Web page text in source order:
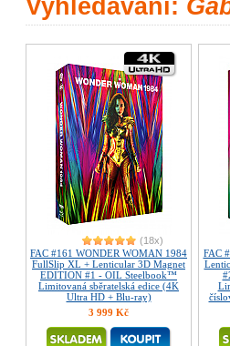
Vyhledávání:
(18x)
FAC #161 WONDER WOMAN 1984
FullSlip XL + Lenticular 3D Magnet
EDITION #1 - OIL Steelbook™
Limitovaná sběratelská edice (4K
Ultra HD + Blu-ray)
3 999 Kč
FAC